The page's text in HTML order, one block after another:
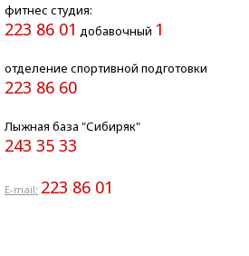
фитнес студия:
223 86 01 добавочный 1
отделение спортивной подготовки
223 86 60
Лыжная база "Сибиряк"
243 35 33
E-mail: 223 86 01